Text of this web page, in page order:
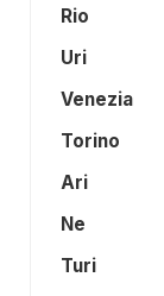
Rio
Uri
Venezia
Torino
Ari
Ne
Turi